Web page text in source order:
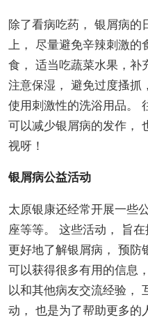
除了看病吃药， 银屑病的
上， 尽量避免辛辣刺激
食， 适当吃蔬菜水果，补
注意保湿， 避免过度搔抓
使用刺激性的洗浴用品。
可以减少银屑病的发作，
视呀！
银屑病公益活动
太原银康还经常开展一些
座等等。 这些活动， 旨
更好地了解银屑病， 预防
可以获得很多有用的信息
以和其他病友交流经验，
动， 也是为了帮助更多的